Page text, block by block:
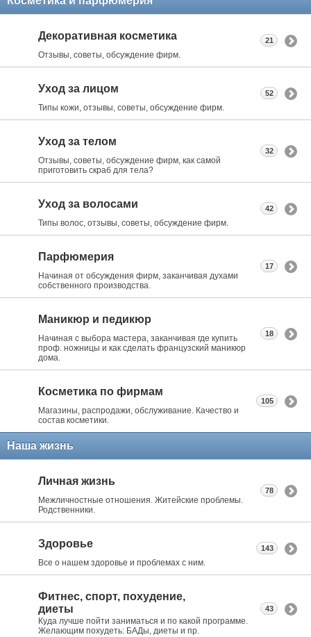
Декоративная косметика
Отзывы, советы, обсуждение фирм.
21
Уход за лицом
Типы кожи, отзывы, советы, обсуждение фирм.
52
Уход за телом
Отзывы, советы, обсуждение фирм, как самой
приготовить скраб для тела?
32
Уход за волосами
Типы волос, отзывы, советы, обсуждение фирм.
42
Парфюмерия
Начиная от обсуждения фирм, заканчивая духами
собственного производства.
17
Маникюр и педикюр
Начиная с выбора мастера, заканчивая где купить
проф. ножницы и как сделать французский маникюр
дома.
18
Косметика по фирмам
Магазины, распродажи, обслуживание. Качество и
состав косметики.
105
Наша жизнь
Личная жизнь
Межличностные отношения. Житейские проблемы.
Родственники.
78
Здоровье
Все о нашем здоровье и проблемах с ним.
143
Фитнес, спорт, похудение,
диеты
Куда лучше пойти заниматься и по какой программе.
Желающим похудеть: БАДы, диеты и пр.
43